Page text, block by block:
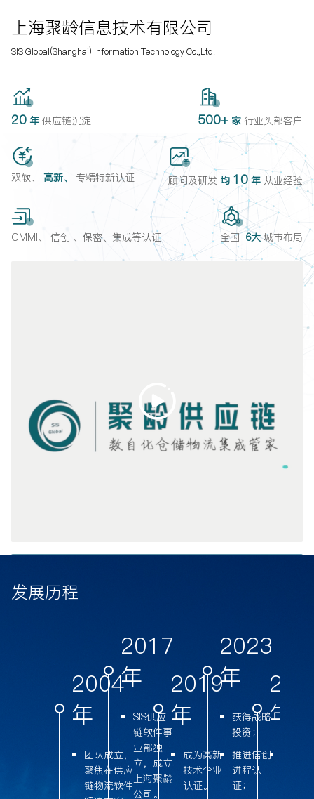
上海聚龄信息技术有限公司
SIS Global(Shanghai) Information Technology Co.,Ltd.
20 年 供应链沉淀 500+ 家 行业头部客户
双软、 高新、 专精特新认证 顾问及研发 均 10 年 从业经验
CMMI、 信创 、保密、集成等认证 全国 6大城市布局
发展历程
2004
年
团队成立，
聚焦在供应
链物流软件
2017
年
SIS供应
链软件事
业部独
立，成立
上海聚龄
公司。
2019
年
成为高新
技术企业
认证。
2023
年
获得战略
投资；
推进信创
进程认
证；
年